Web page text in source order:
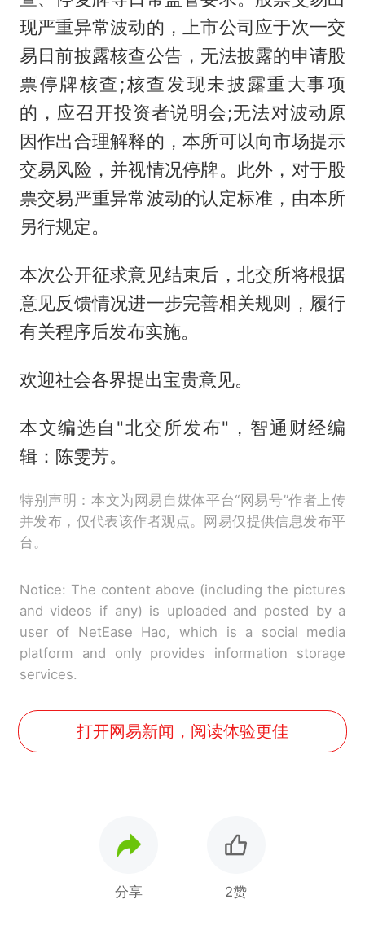
现严重异常波动的，上市公司应于次一交
易日前披露核查公告，无法披露的申请股
票停牌核查;核查发现未披露重大事项
的，应召开投资者说明会;无法对波动原
因作出合理解释的，本所可以向市场提示
交易风险，并视情况停牌。此外，对于股
票交易严重异常波动的认定标准，由本所
另行规定。
本次公开征求意见结束后，北交所将根据
意见反馈情况进一步完善相关规则，履行
有关程序后发布实施。
欢迎社会各界提出宝贵意见。
本文编选自"北交所发布"，智通财经编
辑：陈雯芳。
特别声明：本文为网易自媒体平台“网易号”作者上传
并发布，仅代表该作者观点。网易仅提供信息发布平
台。
Notice: The content above (including the pictures
and videos if any) is uploaded and posted by a
user of NetEase Hao, which is a social media
platform and only provides information storage
services.
打开网易新闻，阅读体验更佳
分享 2赞